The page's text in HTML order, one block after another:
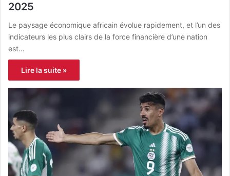
2025
Le paysage économique africain évolue rapidement, et l’un des
indicateurs les plus clairs de la force financière d’une nation
est…
Lire la suite »